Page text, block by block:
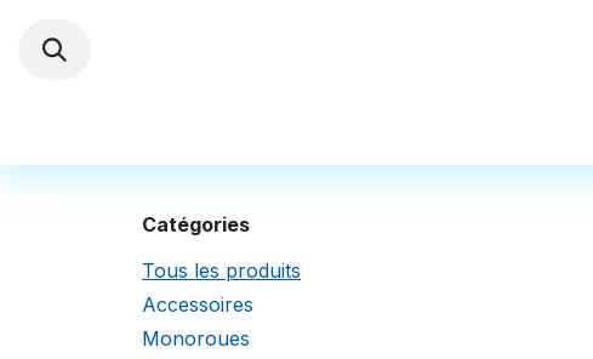
Catégories
Tous les produits
Accessoires
Monoroues